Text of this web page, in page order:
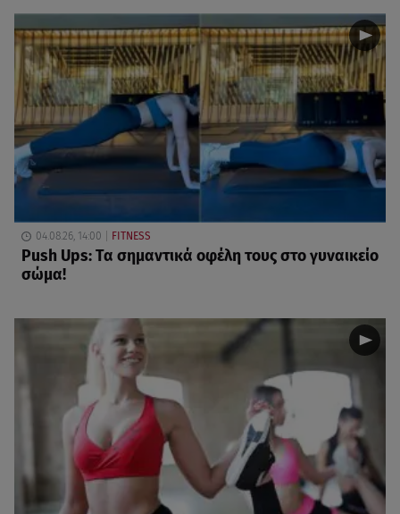
04.08.26, 14:00 FITNESS
Push Ups: Τα σημαντικά οφέλη τους στο γυναικείο
σώμα!